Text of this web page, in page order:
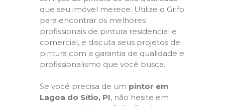
que seu imóvel merece. Utilize o Grifo
para encontrar os melhores
profissionais de pintura residencial e
comercial, e discuta seus projetos de
pintura com a garantia de qualidade e
profissionalismo que você busca.
Se você precisa de um pintor em
Lagoa do Sítio, PI, não hesite em